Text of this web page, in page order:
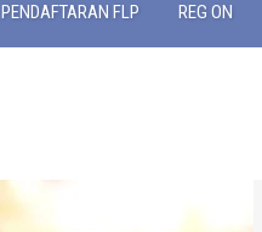
PENDAFTARAN FLP REG ON